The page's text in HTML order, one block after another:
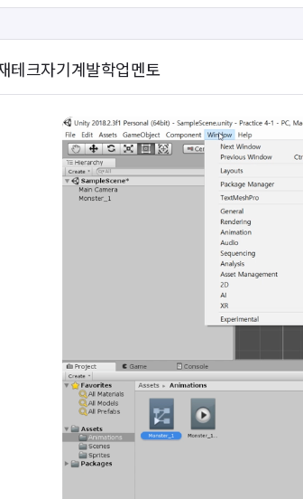
테크자기계발학업멘토